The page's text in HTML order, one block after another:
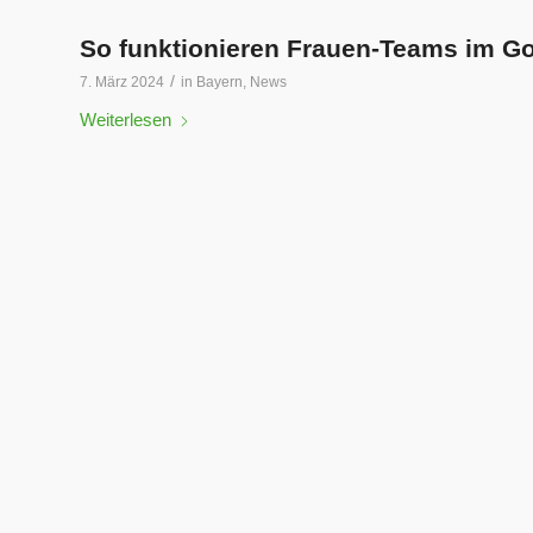
So funktionieren Frauen-Teams im
7. März 2024 / in Bayern, News
Weiterlesen